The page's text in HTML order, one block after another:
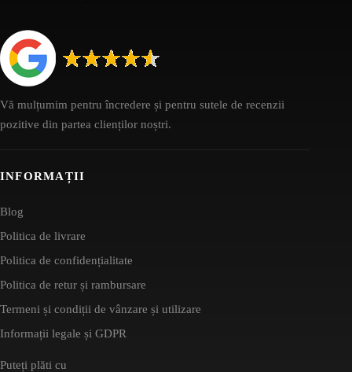
Vă mulțumim pentru încredere și pentru sutele de recenzii
pozitive din partea clienților noștri.
INFORMAȚII
Blog
Politica de livrare
Politica de confidențialitate
Politica de retur și rambursare
Termeni și condiții de vânzare și utilizare
Informații legale și GDPR
Puteți plăti cu